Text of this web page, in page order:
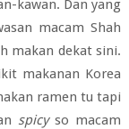
kawan. Dan yang
macam Shah
makan dekat sini.
makanan Korea
ramen tu tapi
spicy so macam